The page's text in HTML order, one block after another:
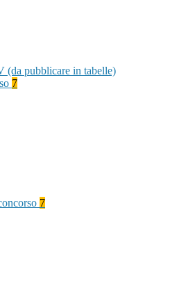
(da pubblicare in tabelle)
7
7